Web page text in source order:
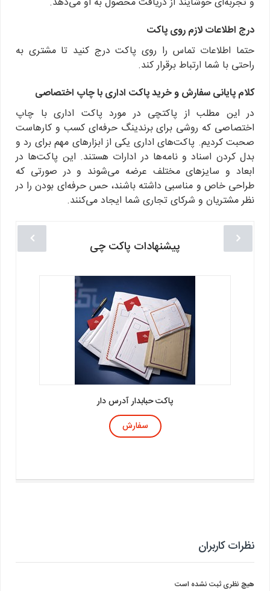
درج اطلاعات لازم روی پاکت
حتما اطلاعات تماس را روی پاکت درج کنید تا مشتری به
راحتی با شما ارتباط برقرار کند.
کلام پایانی سفارش و خرید پاکت اداری با چاپ اختصاصی
در این مطلب از پاکتچی در مورد پاکت اداری با چاپ
اختصاصی که روشی برای برندینگ حرفه‌ای کسب و کارهاست
صحبت کردیم. پاکت‌های اداری یکی از ابزارهای مهم برای رد و
بدل کردن اسناد و نامه‌ها در ادارات هستند. این پاکت‌ها در
ابعاد و سایزهای مختلف عرضه می‌شوند و در صورتی که
طراحی خاص و مناسبی داشته باشند، حس حرفه‌ای بودن را در
نظر مشتریان و شرکای تجاری شما ایجاد می‌کنند.
پیشنهادات پاکت چی
پاکت پستی نایلون مشکی آدرس دار
سفارش
نظرات کاربران
هیچ نظری ثبت نشده است